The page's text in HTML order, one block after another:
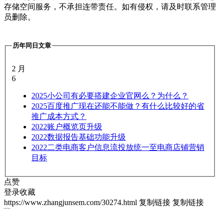
存储空间服务，不承担连带责任。如有侵权，请及时联系管理
员删除。
历年同日文章
2 月
6
2025小公司有必要搭建企业官网么？为什么？
2025百度推广现在还能不能做？有什么比较好的省
推广成本方式？
2022账户概览页升级
2022数据报告基础功能升级
2022二类电商客户信息流投放统一至电商店铺营销
目标
点赞
登录收藏
https://www.zhangjunsem.com/30274.html 复制链接 复制链接